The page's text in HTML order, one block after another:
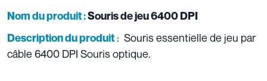
Nom du produit :Souris de jeu6400 DPI
Description du produit : Souris essentielle de jeu par
câble 6400 DPI Souris optique.